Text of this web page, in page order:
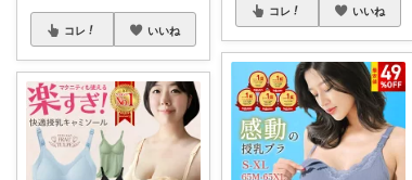
コレ いいね
コレ いいね